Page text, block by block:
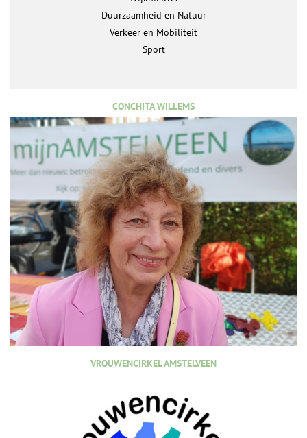
Duurzaamheid en Natuur
Verkeer en Mobiliteit
Sport
CONCHITA WILLEMS
VROUWENCIRKEL AMSTELVEEN